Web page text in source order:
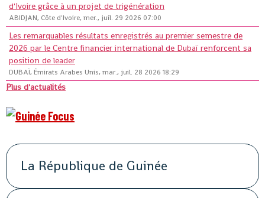
d'Ivoire grâce à un projet de trigénération
ABIDJAN, Côte d'Ivoire, mer., juil. 29 2026 07:00
Les remarquables résultats enregistrés au premier semestre de
2026 par le Centre financier international de Dubaï renforcent sa
position de leader
DUBAÏ, Émirats Arabes Unis, mar., juil. 28 2026 18:29
Plus d'actualités
La République de Guinée